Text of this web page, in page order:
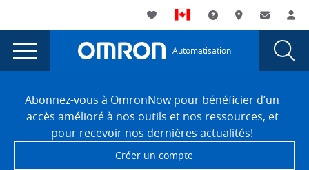
currently
viewing
the
Microscan MV40
à Rockwell
Utility
Navigation
My List AssistanceOù acheter
Main
Navigation
Automatisation
Code
type
Microscan MV40
à Rockwell
FooterAbonnez-vous à OmronNow pour bénéficier d’un
accès amélioré à nos outils et nos ressources, et
pour recevoir nos dernières actualités!
Créer un compte